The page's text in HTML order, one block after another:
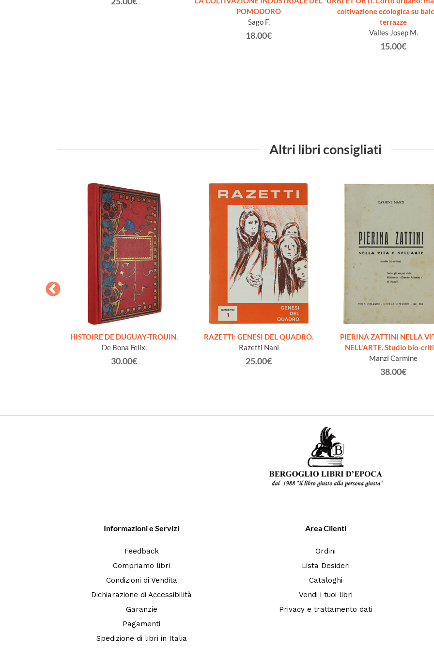
POMODORO
Sago F.
18.00€
coltivazione ecologica su
terrazze
Valles Josep M.
15.00€
Altri libri consigliati
HISTOIRE DE DUGUAY-TROUIN.
De Bona Felix.
30.00€
RAZETTI: GENESI DEL QUADRO.
Razetti Nani
25.00€
PIERINA ZATTINI NELLA
NELL'ARTE. Studio bio-
Manzi Carmine
38.00€
Informazioni e Servizi
Feedback
Compriamo libri
Condizioni di Vendita
Dichiarazione di Accessibilità
Garanzie
Pagamenti
Spedizione di libri in Italia
Area Clienti
Ordini
Lista Desideri
Cataloghi
Vendi i tuoi libri
Privacy e trattamento dati